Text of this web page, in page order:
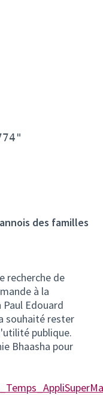
des familles
recherche de
à la
Edouard
souhaité rester
publique.
Bhaasha pour